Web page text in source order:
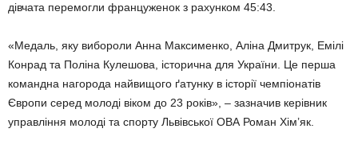
дівчата перемогли француженок з рахунком 45:43.
«Медаль, яку вибороли Анна Максименко, Аліна Дмитрук, Емілі
Конрад та Поліна Кулешова, історична для України. Це перша
командна нагорода найвищого ґатунку в історії чемпіонатів
Європи серед молоді віком до 23 років», – зазначив керівник
управління молоді та спорту Львівської ОВА Роман Хім’як.